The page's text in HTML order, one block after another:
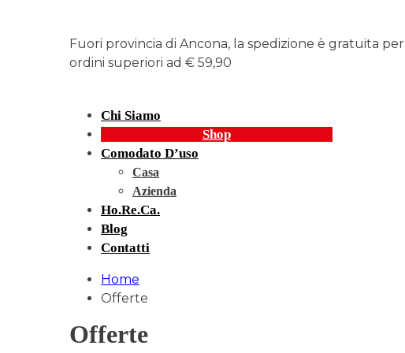
Fuori provincia di Ancona, la spedizione è gratuita per
ordini superiori ad € 59,90
Chi Siamo
Shop
Comodato D’uso
Casa
Azienda
Ho.re.ca.
Blog
Contatti
Home
Offerte
Offerte